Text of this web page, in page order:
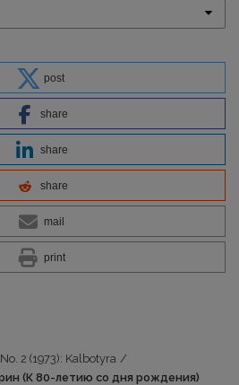
post
share
share
share
mail
print
2 (1973): Kalbotyra /
(К 80-летию со дня рождения)